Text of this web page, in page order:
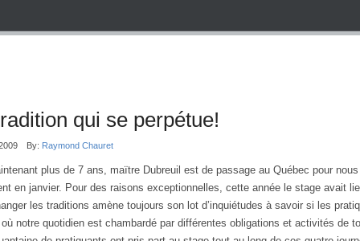
qui se perpétue!
By: Raymond Chauret
plus de 7 ans, maïtre Dubreuil est de passage au Québec pour
en janvier. Pour des raisons exceptionnelles, cette année le stage avait
les traditions amène toujours son lot d’inquiétudes à savoir si les
où notre quotidien est chambardé par différentes obligations et activités